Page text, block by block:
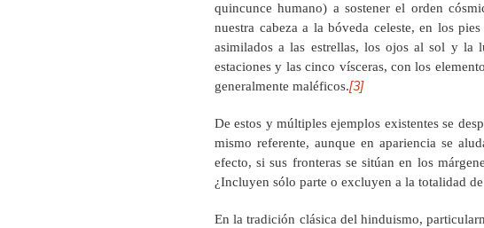
quincunce humano) a sostener el orden
nuestra cabeza a la bóveda celeste, en los
asimilados a las estrellas, los ojos al sol y la
estaciones y las cinco vísceras, con los
generalmente maléficos.[3]
De estos y múltiples ejemplos existentes se
mismo referente, aunque en apariencia se
efecto, si sus fronteras se sitúan en los
¿Incluyen sólo parte o excluyen a la totalidad
En la tradición clásica del hinduismo,